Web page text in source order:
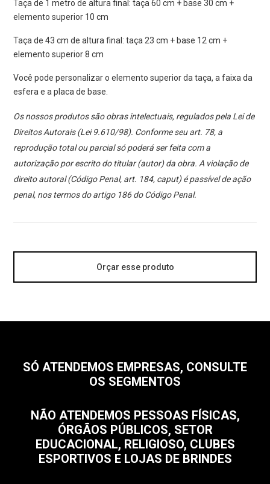
Taça de 1 metro de altura final: taça 60 cm + base 30 cm +
elemento superior 10 cm
Taça de 43 cm de altura final: taça 23 cm + base 12 cm +
elemento superior 8 cm
Você pode personalizar o elemento superior da taça, a faixa da
esfera e a placa de base.
Os nossos produtos são obras intelectuais, regulados pela Lei de
Direitos Autorais (Lei 9.610/98). Conforme seu art. 78, a
reprodução total ou parcial só poderá ser feita com a
autorização por escrito do titular (autor) da obra. A violação de
direito autoral (Código Penal, art. 184, caput) é passível de ação
penal, nos termos do artigo 186 do Código Penal.
Orçar esse produto
SÓ ATENDEMOS EMPRESAS, CONSULTE
OS SEGMENTOS
NÃO ATENDEMOS PESSOAS FÍSICAS,
ÓRGÃOS PÚBLICOS, SETOR
EDUCACIONAL, RELIGIOSO, CLUBES
ESPORTIVOS E LOJAS DE BRINDES